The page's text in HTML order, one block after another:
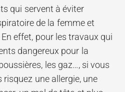
qui servent à éviter
de la femme et
effet, pour les travaux qui
dangereux pour la
les gaz…, si vous
risquez une allergie, une